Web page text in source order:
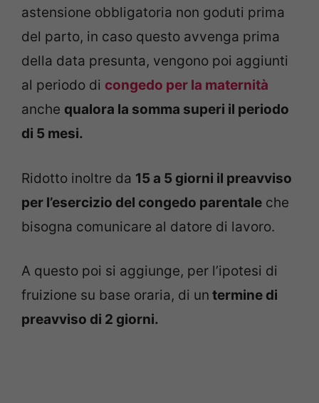
astensione obbligatoria non goduti prima
del parto, in caso questo avvenga prima
della data presunta, vengono poi aggiunti
al periodo di congedo per la maternità
anche qualora la somma superi il periodo
di 5 mesi.
Ridotto inoltre da 15 a 5 giorni il preavviso
per l’esercizio del congedo parentale che
bisogna comunicare al datore di lavoro.
A questo poi si aggiunge, per l’ipotesi di
fruizione su base oraria, di un termine di
preavviso di 2 giorni.